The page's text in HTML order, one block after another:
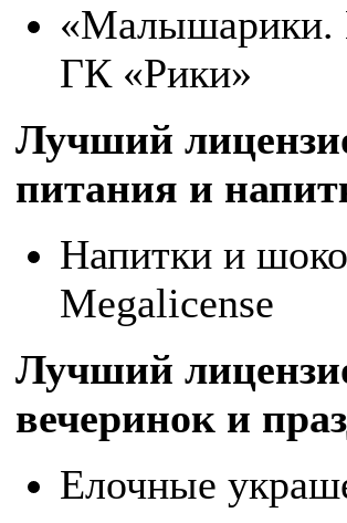
«Малышарики.
ГК «Рики»
Лучший
питания и
Напитки и
Megalicense
Лучший
вечеринок и
Елочные